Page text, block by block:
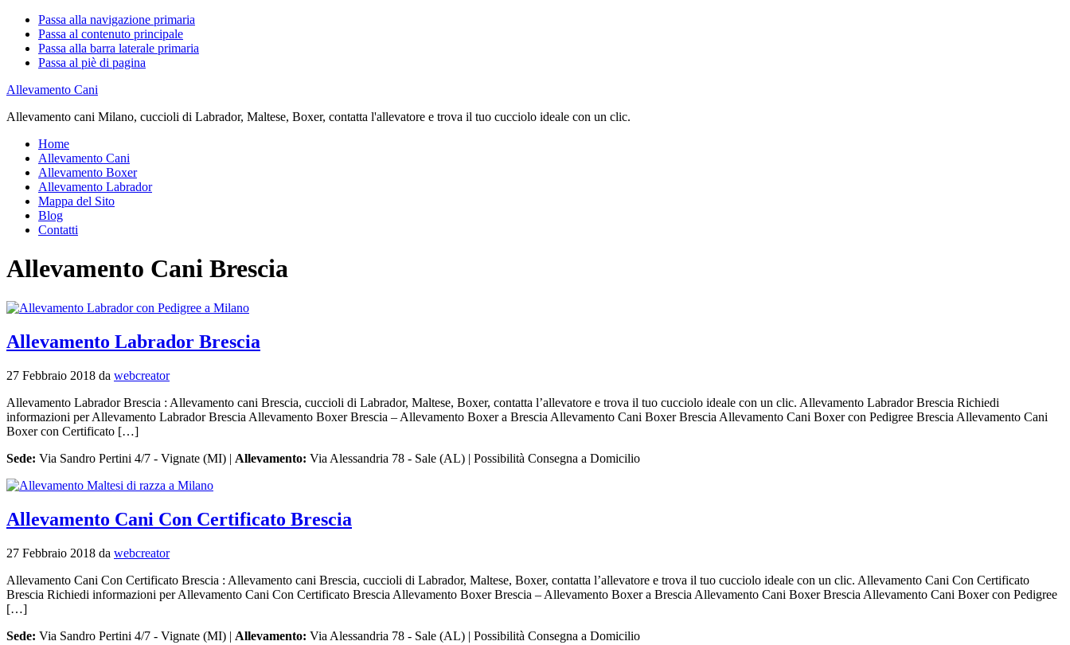
Passa alla navigazione primaria
Passa al contenuto principale
Passa alla barra laterale primaria
Passa al piè di pagina
Allevamento Cani
Allevamento cani Milano, cuccioli di Labrador, Maltese, Boxer, contatta l'allevatore e trova il tuo cucciolo ideale con un clic.
Home
Allevamento Cani
Allevamento Boxer
Allevamento Labrador
Mappa del Sito
Blog
Contatti
Allevamento Cani Brescia
Allevamento Labrador Brescia
27 Febbraio 2018 da webcreator
Allevamento Labrador Brescia : Allevamento cani Brescia, cuccioli di Labrador, Maltese, Boxer, contatta l’allevatore e trova il tuo cucciolo ideale con un clic. Allevamento Labrador Brescia Richiedi
informazioni per Allevamento Labrador Brescia Allevamento Boxer Brescia – Allevamento Boxer a Brescia Allevamento Cani Boxer Brescia Allevamento Cani Boxer con Pedigree Brescia Allevamento Cani
Boxer con Certificato […]
Sede: Via Sandro Pertini 4/7 - Vignate (MI) | Allevamento: Via Alessandria 78 - Sale (AL) | Possibilità Consegna a Domicilio
Allevamento Cani Con Certificato Brescia
27 Febbraio 2018 da webcreator
Allevamento Cani Con Certificato Brescia : Allevamento cani Brescia, cuccioli di Labrador, Maltese, Boxer, contatta l’allevatore e trova il tuo cucciolo ideale con un clic. Allevamento Cani Con Certificato
Brescia Richiedi informazioni per Allevamento Cani Con Certificato Brescia Allevamento Boxer Brescia – Allevamento Boxer a Brescia Allevamento Cani Boxer Brescia Allevamento Cani Boxer con Pedigree
[…]
Sede: Via Sandro Pertini 4/7 - Vignate (MI) | Allevamento: Via Alessandria 78 - Sale (AL) | Possibilità Consegna a Domicilio